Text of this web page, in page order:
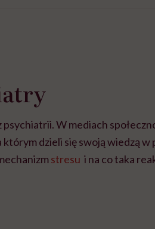
psychiatrii. W mediach
dzieli się swoją wiedzą w
stresu i na co taka